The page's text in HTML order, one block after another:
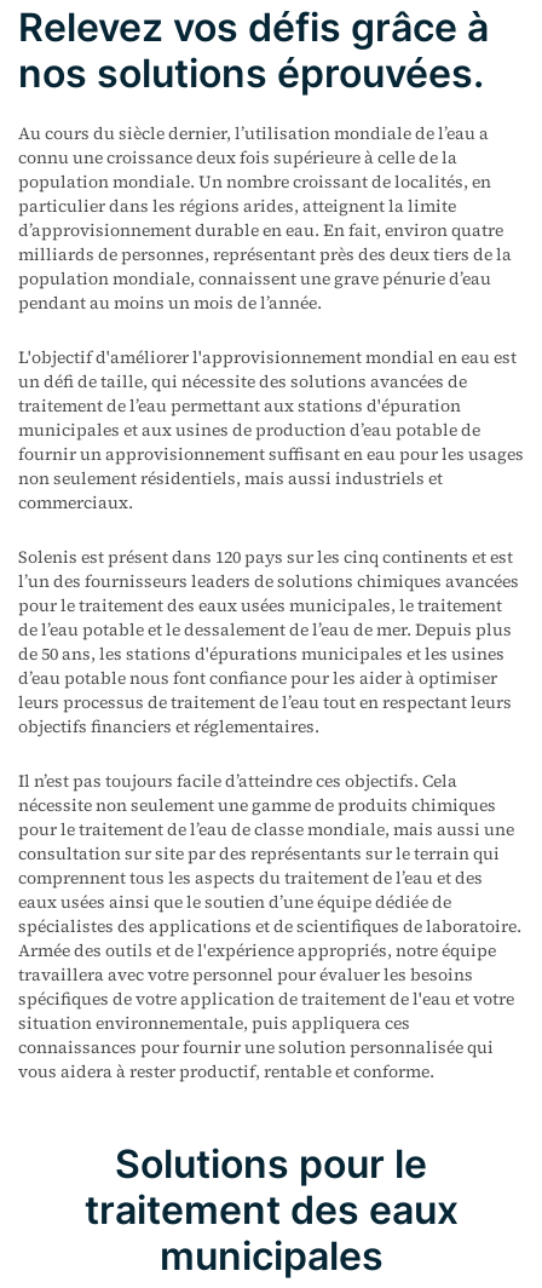
Relevez vos défis grâce à
nos solutions éprouvées.
Au cours du siècle dernier, l’utilisation mondiale de l’eau a
connu une croissance deux fois supérieure à celle de la
population mondiale. Un nombre croissant de localités, en
particulier dans les régions arides, atteignent la limite
d’approvisionnement durable en eau. En fait, environ quatre
milliards de personnes, représentant près des deux tiers de la
population mondiale, connaissent une grave pénurie d’eau
pendant au moins un mois de l’année.
L'objectif d'améliorer l'approvisionnement mondial en eau est
un défi de taille, qui nécessite des solutions avancées de
traitement de l’eau permettant aux stations d'épuration
municipales et aux usines de production d’eau potable de
fournir un approvisionnement suffisant en eau pour les usages
non seulement résidentiels, mais aussi industriels et
commerciaux.
Solenis est présent dans 120 pays sur les cinq continents et est
l’un des fournisseurs leaders de solutions chimiques avancées
pour le traitement des eaux usées municipales, le traitement
de l’eau potable et le dessalement de l’eau de mer. Depuis plus
de 50 ans, les stations d'épurations municipales et les usines
d’eau potable nous font confiance pour les aider à optimiser
leurs processus de traitement de l’eau tout en respectant leurs
objectifs financiers et réglementaires.
Il n’est pas toujours facile d’atteindre ces objectifs. Cela
nécessite non seulement une gamme de produits chimiques
pour le traitement de l’eau de classe mondiale, mais aussi une
consultation sur site par des représentants sur le terrain qui
comprennent tous les aspects du traitement de l’eau et des
eaux usées ainsi que le soutien d’une équipe dédiée de
spécialistes des applications et de scientifiques de laboratoire.
Armée des outils et de l'expérience appropriés, notre équipe
travaillera avec votre personnel pour évaluer les besoins
spécifiques de votre application de traitement de l'eau et votre
situation environnementale, puis appliquera ces
connaissances pour fournir une solution personnalisée qui
vous aidera à rester productif, rentable et conforme.
Solutions pour le
traitement des eaux
municipales